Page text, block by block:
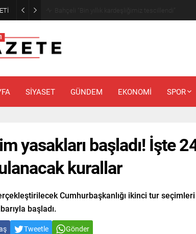
SİYASET GÜNDEM EKONOMİ SPOR
yasakları başladı! İşte
kurallar
Cumhurbaşkanlığı ikinci tur
başladı.
Tweetle Gönder